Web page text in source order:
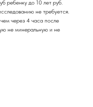
ребенку до 10 лет руб.
не требуется.
через 4 часа после
не минеральную и не